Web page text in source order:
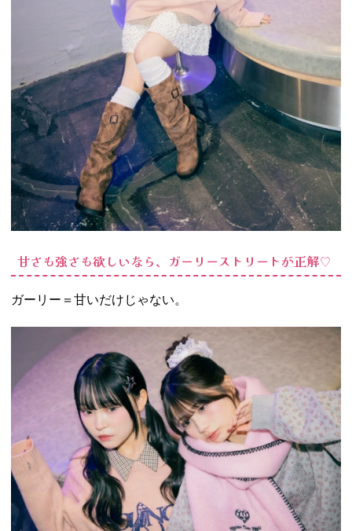
甘さも強さも欲しいなら、ガーリーストリートが正解♡
ガーリー＝甘いだけじゃない。